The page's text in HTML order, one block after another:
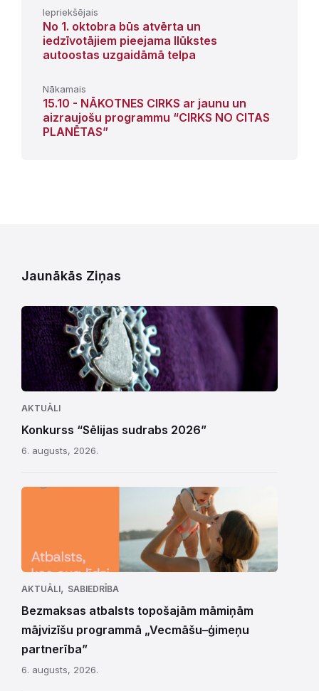
Iepriekšējais
No 1. oktobra būs atvērta un
iedzīvotājiem pieejama Ilūkstes
autoostas uzgaidāmā telpa
Nākamais
15.10 - NĀKOTNES CIRKS ar jaunu un
aizraujošu programmu “CIRKS NO CITAS
PLANĒTAS”
Jaunākās Ziņas
AKTUĀLI
Konkurss “Sēlijas sudrabs 2026”
6. augusts, 2026.
AKTUĀLI, SABIEDRĪBA
Bezmaksas atbalsts topošajām māmiņām
mājvizīšu programmā „Vecmāšu–ģimeņu
partnerība”
6. augusts, 2026.